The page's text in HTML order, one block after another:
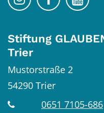
Stiftung
Trier
Mustorstraße 2
54290 Trier
0651 7105-686